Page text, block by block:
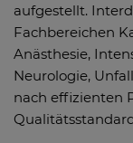
aufgestellt.
Fachbereichen
Anästhesie,
Neurologie,
nach effizienten